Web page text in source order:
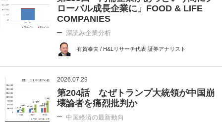
ローバル成長企業に」FOOD & LIFE
COMPANIES
深読み企業分析
有賀泰夫 / H&Lリサーチ代表 証券アナリスト
2026.07.29
第204話 なぜトランプ大統領が中国崩
壊論者を痛烈批判か
中国経済の最新動向